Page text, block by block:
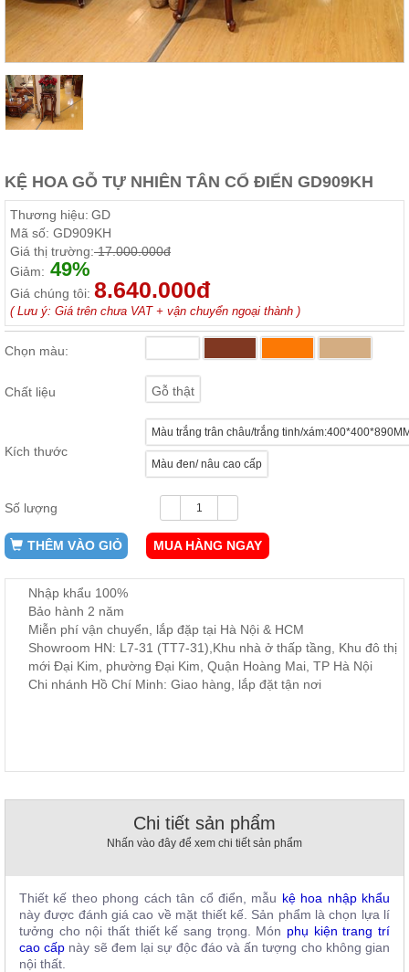
Thất
Phòng
Khách
tủ
rượu,
Bàn
trà...
Thất
Phòng
Ngủ
Giường
ngủ, tủ
áo, bàn
trang
điểm
Nội
Thất
Ăn
ăn,
Nội
Thất
Ban
Vườn
Cây
Nội
Thất
Nhà
Hàng
KỆ HOA GỖ TỰ NHIÊN TÂN CỔ ĐIỂN GD909KH
Thương hiệu: GD
Mã số: GD909KH
Giá thị trường:17.000.000đ
Giảm: 49%
Giá chúng tôi: 8.640.000đ
( Lưu ý: Giá trên chưa VAT + vận chuyển ngoại thành )
Chọn màu:
Chất liệu Gỗ thật
Kích thước
Màu trắng trân châu/trắng tinh/
Màu đen/ nâu cao cấp
Số lượng
THÊM VÀO GIỎ MUA HÀNG NGAY
Nhập khẩu 100%
Bảo hành 2 năm
Miễn phí vận chuyển, lắp đặp tại Hà Nội & HCM
Showroom HN: L7-31 (TT7-31),Khu nhà ở thấp tầng, Khu đô thị
mới Đại Kim, phường Đại Kim, Quận Hoàng Mai, TP Hà Nội
Chi nhánh Hồ Chí Minh: Giao hàng, lắp đặt tận nơi
Chi tiết sản phẩm
Nhấn vào đây để xem chi tiết sản phẩm
Thiết kế theo phong cách tân cổ điển, mẫu kệ hoa nhập khẩu
này được đánh giá cao về mặt thiết kế. Sản phẩm là chọn lựa lí
tưởng cho nội thất thiết kế sang trọng. Món phụ kiện trang trí
cao cấp này sẽ đem lại sự độc đáo và ấn tượng cho không gian
nội thất.